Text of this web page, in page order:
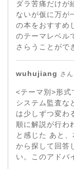
ダラ苦痛だけが
ないが仮に万が
の本をおすすめ
のテーマレベル
さらうことがで
wuhujiang さん
<テーマ別>形式
システム監査な
は少しずつ変わ
順に解説が行わ
と感じた あと
から探して回答
い。このアドバ